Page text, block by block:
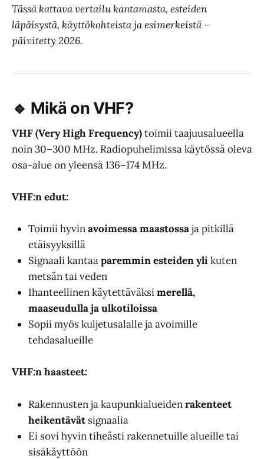
Tässä kattava vertailu kantamasta, esteiden
läpäisystä, käyttökohteista ja esimerkeistä –
päivitetty 2026.
🔹 Mikä on VHF?
VHF (Very High Frequency)toimii taajuusalueella
noin 30–300 MHz. Radiopuhelimissa käytössä oleva
osa-alue on yleensä 136–174 MHz.
VHF:n edut:
Toimii hyvinavoimessa maastossaja pitkillä
etäisyyksillä
Signaali kantaaparemmin esteiden ylikuten
metsän tai veden
Ihanteellinen käytettäväksimerellä,
maaseudulla ja ulkotiloissa
Sopii myös kuljetusalalle ja avoimille
tehdasalueille
VHF:n haasteet:
Rakennusten ja kaupunkialueidenrakenteet
heikentävät signaalia
Ei sovi hyvin tiheästi rakennetuille alueille tai
sisäkäyttöön